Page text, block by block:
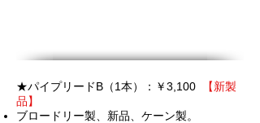
★パイプリードB（1本）：￥3,100
【新製
品】
ブロードリー製、新品、ケーン製。